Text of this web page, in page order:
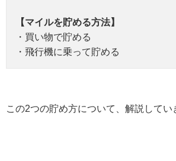
【マイルを貯める方法】
・買い物で貯める
・飛行機に乗って貯める
この2つの貯め方について、解説してい